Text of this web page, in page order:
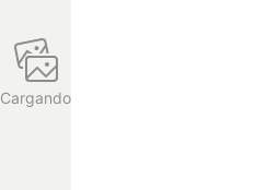
Cargando